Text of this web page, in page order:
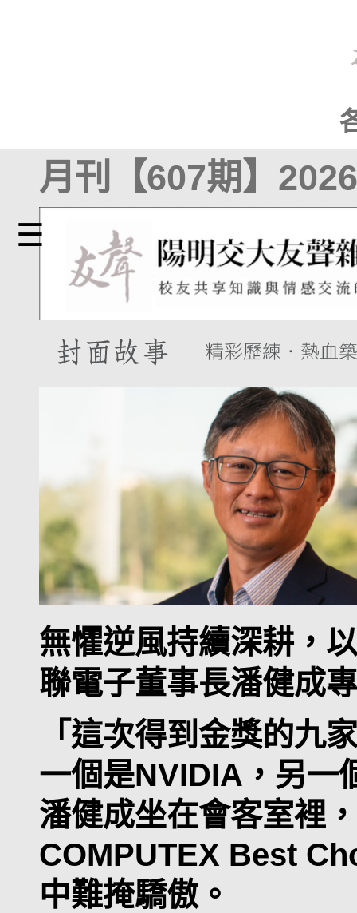
☰
月刊【607期】
無懼逆風持續深耕，
聯電子董事長潘健成
「這次得到金獎的九
一個是NVIDIA，另一
潘健成坐在會客室裡
COMPUTEX Best
中難掩驕傲。